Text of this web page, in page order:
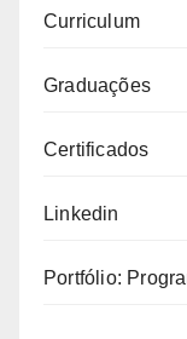
Curriculum
Graduações
Certificados
Linkedin
Portfólio: